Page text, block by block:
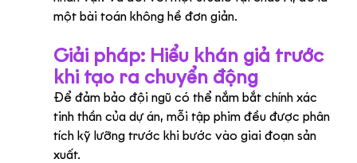
một bài toán không hề đơn giản.
Giải pháp: Hiểu khán giả trước
khi tạo ra chuyển động
Để đảm bảo đội ngũ có thể nắm bắt chính xác
tinh thần của dự án, mỗi tập phim đều được phân
tích kỹ lưỡng trước khi bước vào giai đoạn sản
xuất.